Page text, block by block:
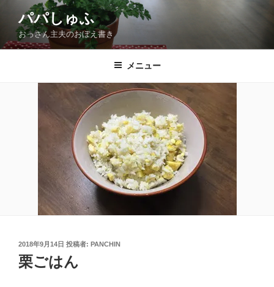
ン
パパしゅふ
おっさん主夫のおぼえ書き
メニュー
投
稿
日:
2018年9月14日 投稿者: PANCHIN
栗ごはん